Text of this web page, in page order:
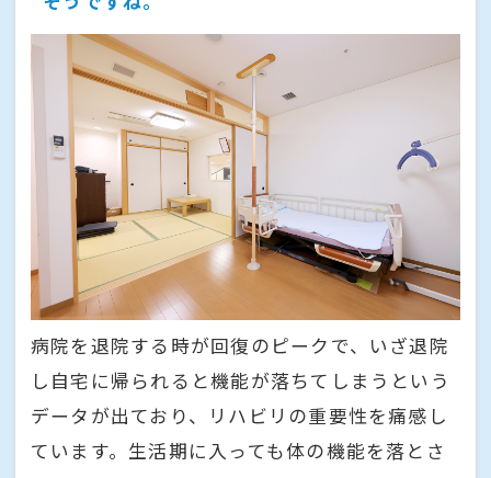
病院を退院する時が回復のピークで、いざ退院
し自宅に帰られると機能が落ちてしまうという
データが出ており、リハビリの重要性を痛感し
ています。生活期に入っても体の機能を落とさ